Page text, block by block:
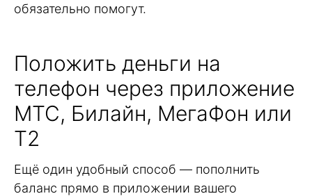
обязательно помогут.
Положить деньги на
телефон через приложение
МТС, Билайн, МегаФон или
Т2
Ещё один удобный способ — пополнить
баланс прямо в приложении вашего